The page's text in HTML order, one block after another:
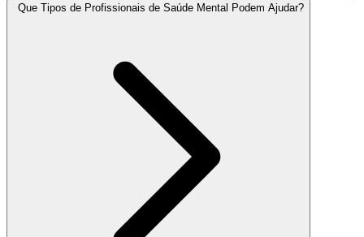
Que Tipos de Profissionais de Saúde Mental Podem Ajudar?